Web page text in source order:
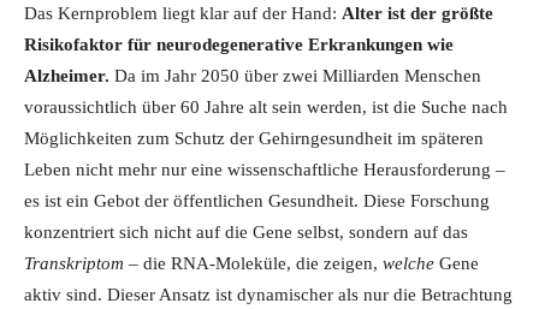
Das Kernproblem liegt klar auf der Hand: Alter ist der größte
Risikofaktor für neurodegenerative Erkrankungen wie
Alzheimer. Da im Jahr 2050 über zwei Milliarden Menschen
voraussichtlich über 60 Jahre alt sein werden, ist die Suche nach
Möglichkeiten zum Schutz der Gehirngesundheit im späteren
Leben nicht mehr nur eine wissenschaftliche Herausforderung –
es ist ein Gebot der öffentlichen Gesundheit. Diese Forschung
konzentriert sich nicht auf die Gene selbst, sondern auf das
Transkriptom – die RNA-Moleküle, die zeigen, welche Gene
aktiv sind. Dieser Ansatz ist dynamischer als nur die Betrachtung